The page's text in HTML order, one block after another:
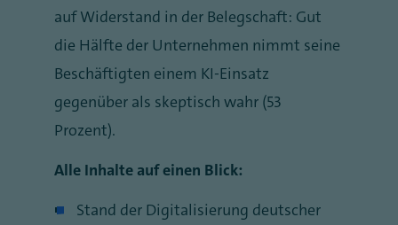
auf Widerstand in der Belegschaft: Gut
die Hälfte der Unternehmen nimmt seine
Beschäftigten einem KI-Einsatz
gegenüber als skeptisch wahr (53
Prozent).
Alle Inhalte auf einen Blick:
Stand der Digitalisierung deutscher